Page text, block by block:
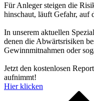
Für Anleger steigen die
hinschaut, läuft Gefahr, auf
In unserem aktuellen
denen die Abwärtsrisiken
Gewinnmitnahmen oder
Jetzt den kostenlosen
aufnimmt!
Hier klicken